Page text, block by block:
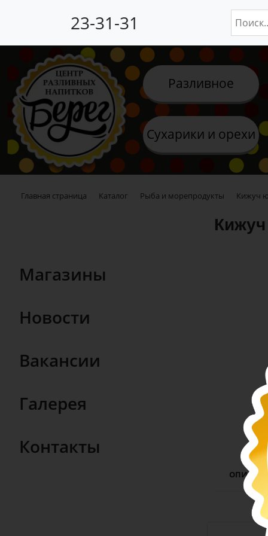
23-31-31
Разливное
Сухарики и орехи
Главная страница Каталог Рыба и морепродукты Кижуч
Магазины
Новости
Вакансии
Галерея
Контакты